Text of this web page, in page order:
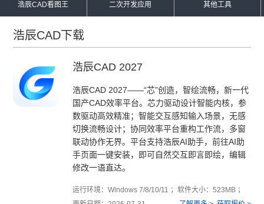
浩辰CAD看图王 二次开发应用 其他工具
浩辰CAD下载
浩辰CAD 2027
浩辰CAD 2027——“芯”创造，智绘流畅，新一代
国产CAD效率平台。芯力驱动设计智能内核，参
数驱动高效精准；智能交互感知输入场景，无感
切换流畅设计；协同效率平台重构工作流，多窗
联动协作无界。平台支持浩辰AI助手，前往AI助
手页面一键安装，即可自然交互即言即绘，编辑
修改一语直达。
运行环境：Windows 7/8/10/11 ；软件大小：523MB ；